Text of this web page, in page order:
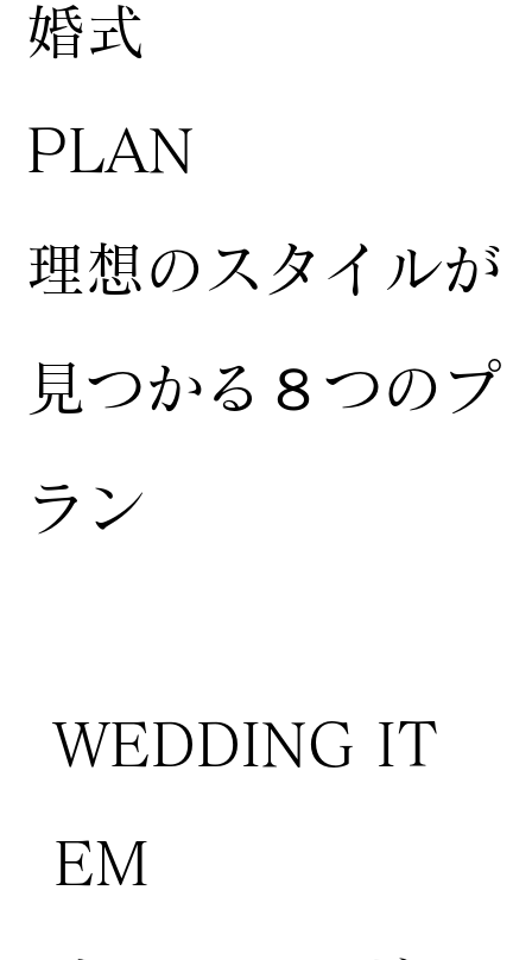
婚式
​PLAN
​理想のスタイルが
見つかる８つのプ
ラン
WEDDING IT
EM